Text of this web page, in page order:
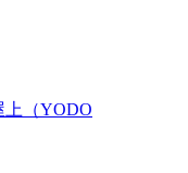
上（YODO